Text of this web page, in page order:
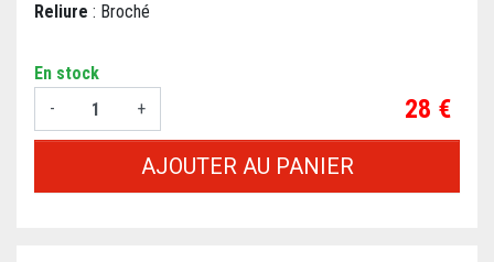
Reliure : Broché
En stock
-
+ Prix
28 €
AJOUTER AU PANIER